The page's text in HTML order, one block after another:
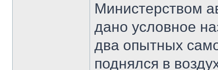
Министерством
дано условное
два опытных
поднялся в